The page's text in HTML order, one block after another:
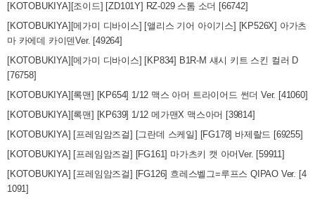
[KOTOBUKIYA][조이드] [ZD101Y] RZ-029 스톰 소더 [66742]
[KOTOBUKIYA][메가미 디바이스] [앨리스 기어 아이기스] [KP526X] 아가츠
마 카에데 카이덴Ver. [49264]
[KOTOBUKIYA][메가미 디바이스] [KP834] B1R-M 섀시 키트 스킨 컬러 D
[76758]
[KOTOBUKIYA][록맨] [KP654] 1/12 맥스 아머 트라이어드 썬더 Ver. [41060]
[KOTOBUKIYA][록맨] [KP639] 1/12 메가맨X 맥스아머 [39814]
[KOTOBUKIYA] [프레임암즈걸] [그란데 스케일] [FG178] 바제랄드 [69255]
[KOTOBUKIYA] [프레임암즈걸] [FG161] 마가츠키 캣 아머Ver. [59911]
[KOTOBUKIYA] [프레임암즈걸] [FG126] 흐레스벨그=루프스 QIPAO Ver. [4
1091]